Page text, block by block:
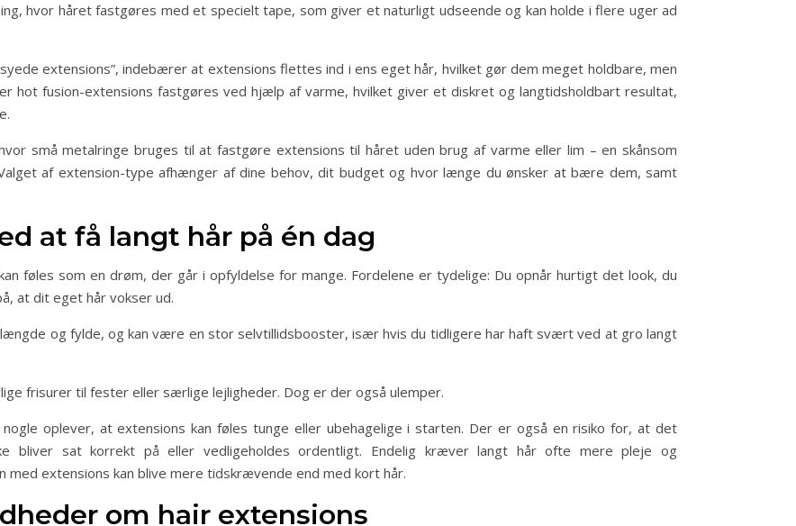
hvor håret fastgøres med et specielt tape, som giver et naturligt udseende og kan holde i flere uger ad
extensions”, indebærer at extensions flettes ind i ens eget hår, hvilket gør dem meget holdbare, men
hot fusion-extensions fastgøres ved hjælp af varme, hvilket giver et diskret og langtidsholdbart resultat,
små metalringe bruges til at fastgøre extensions til håret uden brug af varme eller lim – en skånsom
af extension-type afhænger af dine behov, dit budget og hvor længe du ønsker at bære dem, samt
at få langt hår på én dag
føles som en drøm, der går i opfyldelse for mange. Fordelene er tydelige: Du opnår hurtigt det look, du
at dit eget hår vokser ud.
og fylde, og kan være en stor selvtillidsbooster, især hvis du tidligere har haft svært ved at gro langt
frisurer til fester eller særlige lejligheder. Dog er der også ulemper.
oplever, at extensions kan føles tunge eller ubehagelige i starten. Der er også en risiko for, at det
bliver sat korrekt på eller vedligeholdes ordentligt. Endelig kræver langt hår ofte mere pleje og
extensions kan blive mere tidskrævende end med kort hår.
om hair extensions